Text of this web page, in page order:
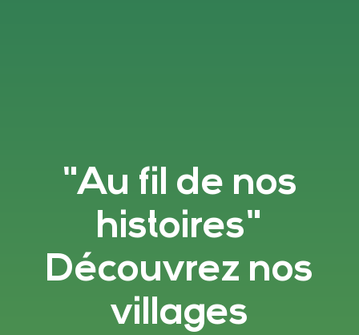
"Au fil de nos
histoires"
Découvrez nos
villages